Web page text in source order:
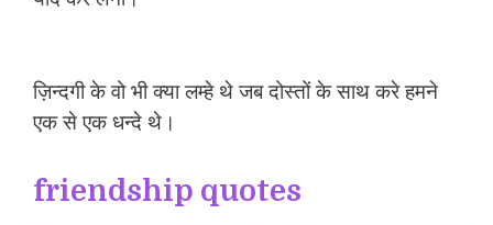
ज़िन्दगी के वो भी क्या लम्हे थे जब दोस्तों के साथ करे हमने
एक से एक धन्दे थे।
friendship quotes